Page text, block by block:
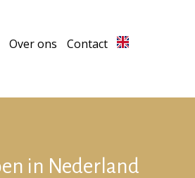
Over ons Contact
in Nederland